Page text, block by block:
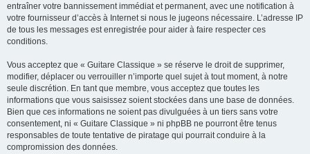
entraîner votre bannissement immédiat et permanent, avec une notification à
votre fournisseur d’accès à Internet si nous le jugeons nécessaire. L’adresse IP
de tous les messages est enregistrée pour aider à faire respecter ces
conditions.
Vous acceptez que « Guitare Classique » se réserve le droit de supprimer,
modifier, déplacer ou verrouiller n’importe quel sujet à tout moment, à notre
seule discrétion. En tant que membre, vous acceptez que toutes les
informations que vous saisissez soient stockées dans une base de données.
Bien que ces informations ne soient pas divulguées à un tiers sans votre
consentement, ni « Guitare Classique » ni phpBB ne pourront être tenus
responsables de toute tentative de piratage qui pourrait conduire à la
compromission des données.